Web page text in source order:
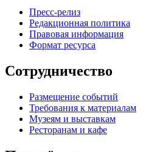
Пресс-релиз
Редакционная политика
Правовая информация
Формат ресурса
Сотрудничество
Размещение событий
Требования к материалам
Музеям и выставкам
Ресторанам и кафе